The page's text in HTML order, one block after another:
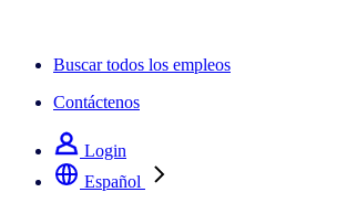
Buscar todos los empleos
Contáctenos
Login
Español